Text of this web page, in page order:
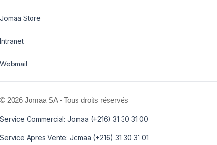
Jomaa Store
Intranet
Webmail
© 2026 Jomaa SA - Tous droits réservés
Service Commercial: Jomaa (+216) 31 30 31 00
Service Apres Vente: Jomaa (+216) 31 30 31 01